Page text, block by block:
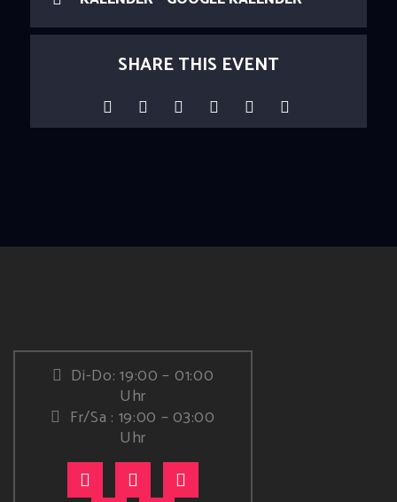
SHARE THIS EVENT
Di-Do: 19:00 – 01:00
Uhr
Fr/Sa : 19:00 – 03:00
Uhr